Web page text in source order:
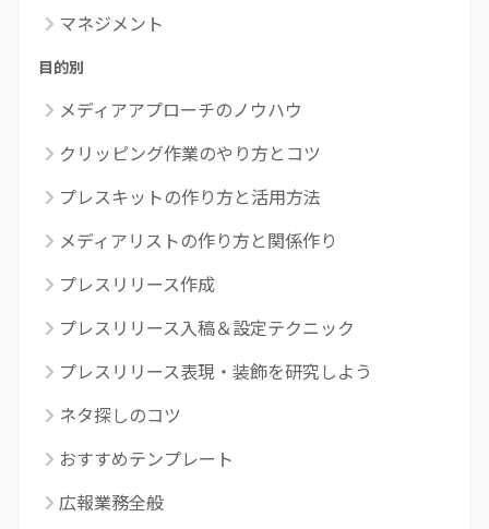
マネジメント
目的別
メディアアプローチのノウハウ
クリッピング作業のやり方とコツ
プレスキットの作り方と活用方法
メディアリストの作り方と関係作り
プレスリリース作成
プレスリリース入稿＆設定テクニック
プレスリリース表現・装飾を研究しよう
ネタ探しのコツ
おすすめテンプレート
広報業務全般